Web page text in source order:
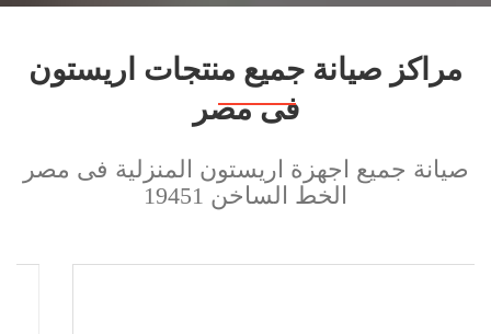
مراكز صيانة جميع منتجات اريستون
فى مصر
صيانة جميع اجهزة اريستون المنزلية فى مصر
الخط الساخن 19451